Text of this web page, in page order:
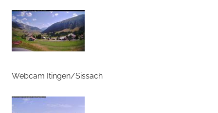
Webcam Itingen/Sissach